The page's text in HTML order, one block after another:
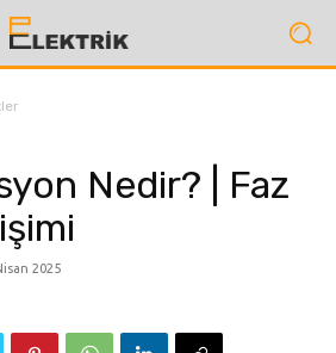
Nedir? | Faz
2025